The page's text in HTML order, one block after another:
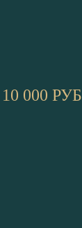
000 РУБ